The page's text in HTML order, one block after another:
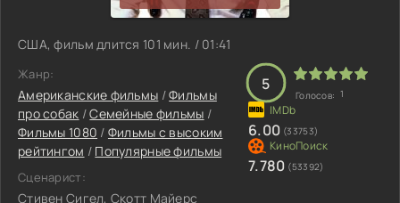
США, фильм длится 101 мин. / 01:41
Жанр:
Американские фильмы /Фильмы
про собак /Семейные фильмы /
Фильмы 1080 / Фильмы с высоким
рейтингом / Популярные фильмы
Сценарист:
Стивен Сигел, Скотт Майерс
5
Голосов: 1
6.00 (33753)
7.780 (53392)